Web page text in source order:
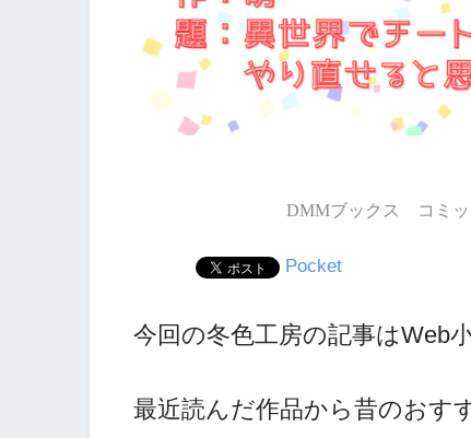
DMMブックス コミ
Pocket
今回の冬色工房の記事はWeb
最近読んだ作品から昔のおす